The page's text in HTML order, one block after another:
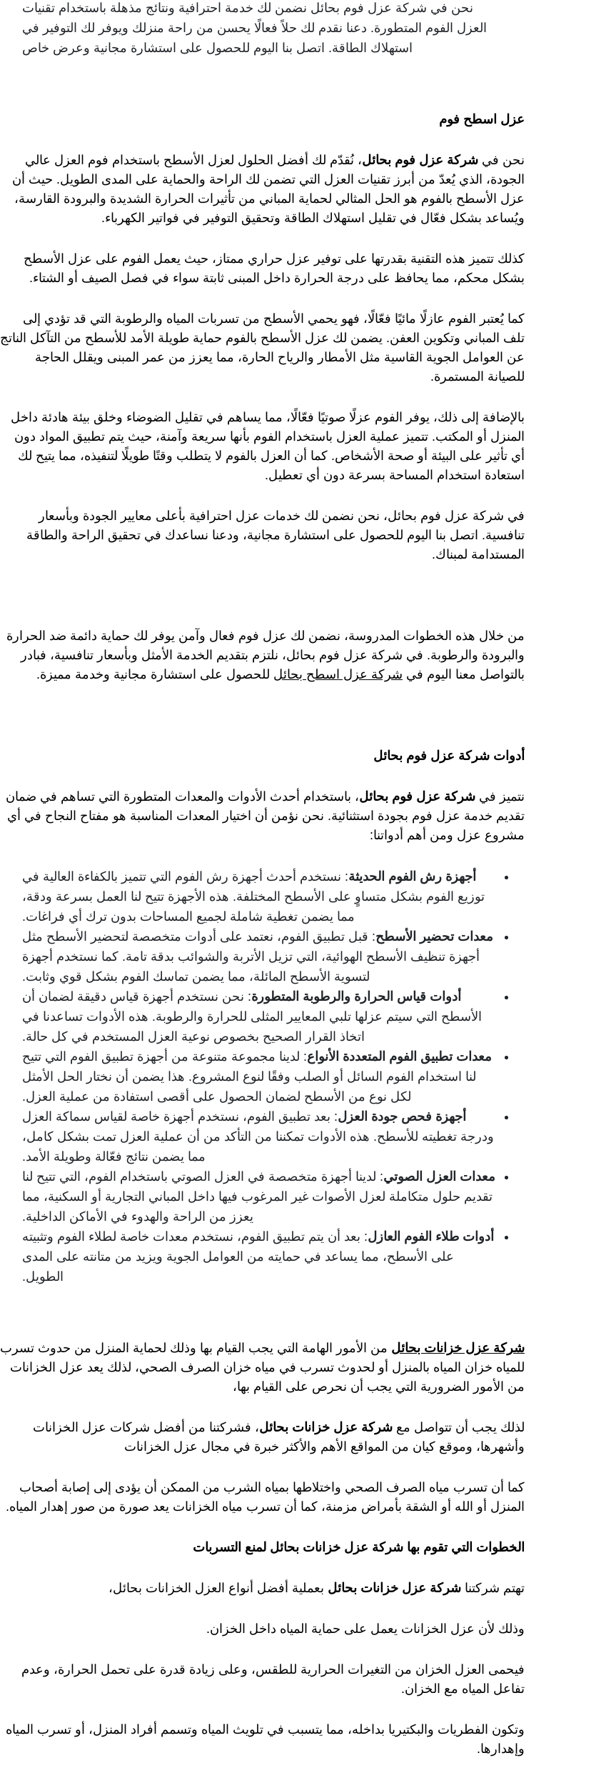
نحن في شركة عزل فوم بحائل نضمن لك خدمة احترافية ونتائج مذهلة باستخدام تقنيات
العزل الفوم المتطورة. دعنا نقدم لك حلاً فعالًا يحسن من راحة منزلك ويوفر لك التوفير في
استهلاك الطاقة. اتصل بنا اليوم للحصول على استشارة مجانية وعرض خاص
عزل اسطح فوم​
نحن في شركة عزل فوم بحائل، نُقدّم لك أفضل الحلول لعزل الأسطح باستخدام فوم العزل عالي
الجودة، الذي يُعدّ من أبرز تقنيات العزل التي تضمن لك الراحة والحماية على المدى الطويل. حيث أن
عزل الأسطح بالفوم هو الحل المثالي لحماية المباني من تأثيرات الحرارة الشديدة والبرودة القارسة،
ويُساعد بشكل فعّال في تقليل استهلاك الطاقة وتحقيق التوفير في فواتير الكهرباء.
كذلك تتميز هذه التقنية بقدرتها على توفير عزل حراري ممتاز، حيث يعمل الفوم على عزل الأسطح
بشكل محكم، مما يحافظ على درجة الحرارة داخل المبنى ثابتة سواء في فصل الصيف أو الشتاء.
كما يُعتبر الفوم عازلًا مائيًا فعّالًا، فهو يحمي الأسطح من تسربات المياه والرطوبة التي قد تؤدي إلى
تلف المباني وتكوين العفن. يضمن لك عزل الأسطح بالفوم حماية طويلة الأمد للأسطح من التآكل الناتج
عن العوامل الجوية القاسية مثل الأمطار والرياح الحارة، مما يعزز من عمر المبنى ويقلل الحاجة
للصيانة المستمرة.
بالإضافة إلى ذلك، يوفر الفوم عزلًا صوتيًا فعّالًا، مما يساهم في تقليل الضوضاء وخلق بيئة هادئة داخل
المنزل أو المكتب. تتميز عملية العزل باستخدام الفوم بأنها سريعة وآمنة، حيث يتم تطبيق المواد دون
أي تأثير على البيئة أو صحة الأشخاص. كما أن العزل بالفوم لا يتطلب وقتًا طويلًا لتنفيذه، مما يتيح لك
استعادة استخدام المساحة بسرعة دون أي تعطيل.
في شركة عزل فوم بحائل، نحن نضمن لك خدمات عزل احترافية بأعلى معايير الجودة وبأسعار
تنافسية. اتصل بنا اليوم للحصول على استشارة مجانية، ودعنا نساعدك في تحقيق الراحة والطاقة
المستدامة لمبناك.
من خلال هذه الخطوات المدروسة، نضمن لك عزل فوم فعال وآمن يوفر لك حماية دائمة ضد الحرارة
والبرودة والرطوبة. في شركة عزل فوم بحائل، نلتزم بتقديم الخدمة الأمثل وبأسعار تنافسية، فبادر
بالتواصل معنا اليوم في شركة عزل اسطح بحائل للحصول على استشارة مجانية وخدمة مميزة.
أدوات شركة عزل فوم بحائل
نتميز في شركة عزل فوم بحائل، باستخدام أحدث الأدوات والمعدات المتطورة التي تساهم في ضمان
تقديم خدمة عزل فوم بجودة استثنائية. نحن نؤمن أن اختيار المعدات المناسبة هو مفتاح النجاح في أي
مشروع عزل ومن أهم أدواتنا:
أجهزة رش الفوم الحديثة: نستخدم أحدث أجهزة رش الفوم التي تتميز بالكفاءة العالية في
توزيع الفوم بشكل متساوٍ على الأسطح المختلفة. هذه الأجهزة تتيح لنا العمل بسرعة ودقة،
مما يضمن تغطية شاملة لجميع المساحات بدون ترك أي فراغات.
معدات تحضير الأسطح: قبل تطبيق الفوم، نعتمد على أدوات متخصصة لتحضير الأسطح مثل
أجهزة تنظيف الأسطح الهوائية، التي تزيل الأتربة والشوائب بدقة تامة. كما نستخدم أجهزة
لتسوية الأسطح المائلة، مما يضمن تماسك الفوم بشكل قوي وثابت.
أدوات قياس الحرارة والرطوبة المتطورة: نحن نستخدم أجهزة قياس دقيقة لضمان أن
الأسطح التي سيتم عزلها تلبي المعايير المثلى للحرارة والرطوبة. هذه الأدوات تساعدنا في
اتخاذ القرار الصحيح بخصوص نوعية العزل المستخدم في كل حالة.
معدات تطبيق الفوم المتعددة الأنواع: لدينا مجموعة متنوعة من أجهزة تطبيق الفوم التي تتيح
لنا استخدام الفوم السائل أو الصلب وفقًا لنوع المشروع. هذا يضمن أن نختار الحل الأمثل
لكل نوع من الأسطح لضمان الحصول على أقصى استفادة من عملية العزل.
أجهزة فحص جودة العزل: بعد تطبيق الفوم، نستخدم أجهزة خاصة لقياس سماكة العزل
ودرجة تغطيته للأسطح. هذه الأدوات تمكننا من التأكد من أن عملية العزل تمت بشكل كامل،
مما يضمن نتائج فعّالة وطويلة الأمد.
معدات العزل الصوتي: لدينا أجهزة متخصصة في العزل الصوتي باستخدام الفوم، التي تتيح لنا
تقديم حلول متكاملة لعزل الأصوات غير المرغوب فيها داخل المباني التجارية أو السكنية، مما
يعزز من الراحة والهدوء في الأماكن الداخلية.
أدوات طلاء الفوم العازل: بعد أن يتم تطبيق الفوم، نستخدم معدات خاصة لطلاء الفوم وتثبيته
على الأسطح، مما يساعد في حمايته من العوامل الجوية ويزيد من متانته على المدى
الطويل.
شركة عزل خزانات بحائل من الأمور الهامة التي يجب القيام بها وذلك لحماية المنزل من حدوث تسرب
للمياه خزان المياه بالمنزل أو لحدوث تسرب في مياه خزان الصرف الصحي، لذلك يعد عزل الخزانات
من الأمور الضرورية التي يجب أن نحرص على القيام بها،
لذلك يجب أن تتواصل مع شركة عزل خزانات بحائل، فشركتنا من أفضل شركات عزل الخزانات
وأشهرها، وموقع كيان من المواقع الأهم والأكثر خبرة في مجال عزل الخزانات
كما أن تسرب مياه الصرف الصحي واختلاطها بمياه الشرب من الممكن أن يؤدى إلى إصابة أصحاب
المنزل أو الله أو الشقة بأمراض مزمنة، كما أن تسرب مياه الخزانات يعد صورة من صور إهدار المياه.
الخطوات التي تقوم بها شركة عزل خزانات بحائل لمنع التسربات
تهتم شركتنا شركة عزل خزانات بحائل بعملية أفضل أنواع العزل الخزانات بحائل،
وذلك لأن عزل الخزانات يعمل على حماية المياه داخل الخزان.
فيحمى العزل الخزان من التغيرات الحرارية للطقس، وعلى زيادة قدرة على تحمل الحرارة، وعدم
تفاعل المياه مع الخزان.
وتكون الفطريات والبكتيريا بداخله، مما يتسبب في تلويث المياه وتسمم أفراد المنزل، أو تسرب المياه
وإهدارها.